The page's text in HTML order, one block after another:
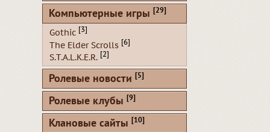
Компьютерные игры [29]
Gothic [3]
The Elder Scrolls [6]
S.T.A.L.K.E.R. [2]
Ролевые новости [5]
Ролевые клубы [9]
Клановые сайты [10]